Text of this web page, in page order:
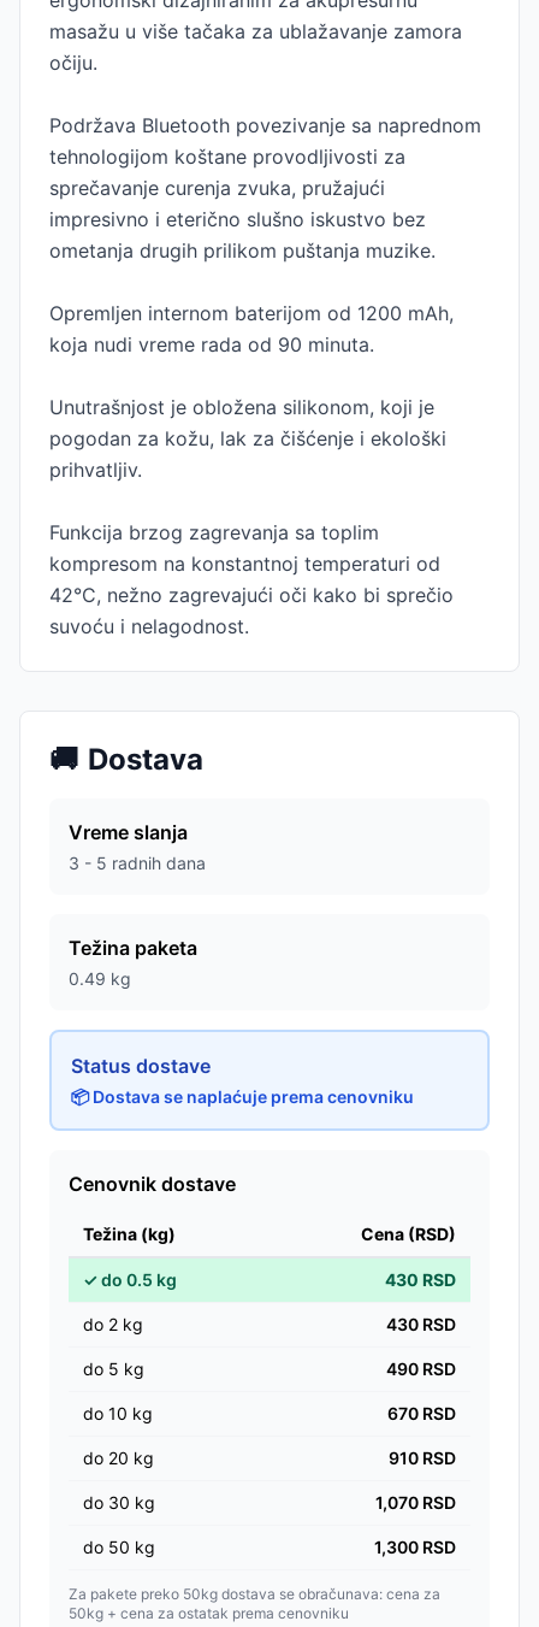
masažu u više tačaka za ublažavanje zamora
očiju.
Podržava Bluetooth povezivanje sa naprednom
tehnologijom koštane provodljivosti za
sprečavanje curenja zvuka, pružajući
impresivno i eterično slušno iskustvo bez
ometanja drugih prilikom puštanja muzike.
Opremljen internom baterijom od 1200 mAh,
koja nudi vreme rada od 90 minuta.
Unutrašnjost je obložena silikonom, koji je
pogodan za kožu, lak za čišćenje i ekološki
prihvatljiv.
Funkcija brzog zagrevanja sa toplim
kompresom na konstantnoj temperaturi od
42°C, nežno zagrevajući oči kako bi sprečio
suvoću i nelagodnost.
🚚 Dostava
Vreme slanja
3 - 5 radnih dana
Težina paketa
0.49 kg
Status dostave
📦 Dostava se naplaćuje prema cenovniku
Cenovnik dostave
Težina (kg) Cena (RSD)
✓do 0.5 kg 430 RSD
do 2 kg 430 RSD
do 5 kg 490 RSD
do 10 kg 670 RSD
do 20 kg 910 RSD
do 30 kg 1,070 RSD
do 50 kg 1,300 RSD
Za pakete preko 50kg dostava se obračunava: cena za
50kg + cena za ostatak prema cenovniku